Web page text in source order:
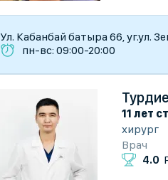
Ул. Кабанбай батыра 66, уг.ул.
пн-вс: 09:00-20:00
11 лет
хирург
Врач
4.0